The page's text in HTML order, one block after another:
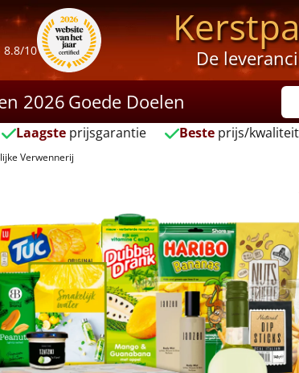
8.8/10
De
2026Goede Doelen
Laagsteprijsgarantie Besteprijs/
Verwennerij